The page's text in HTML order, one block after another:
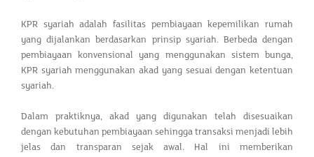
KPR syariah adalah fasilitas pembiayaan kepemilikan rumah
yang dijalankan berdasarkan prinsip syariah. Berbeda dengan
pembiayaan konvensional yang menggunakan sistem bunga,
KPR syariah menggunakan akad yang sesuai dengan ketentuan
syariah.
Dalam praktiknya, akad yang digunakan telah disesuaikan
dengan kebutuhan pembiayaan sehingga transaksi menjadi lebih
jelas dan transparan sejak awal. Hal ini memberikan